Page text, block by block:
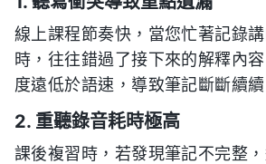
線上課程節奏快，當您忙著記錄
時，往往錯過了接下來的解釋內
度遠低於語速，導致筆記斷斷續續
2. 重聽錄音耗時極高
課後複習時，若發現筆記不完整